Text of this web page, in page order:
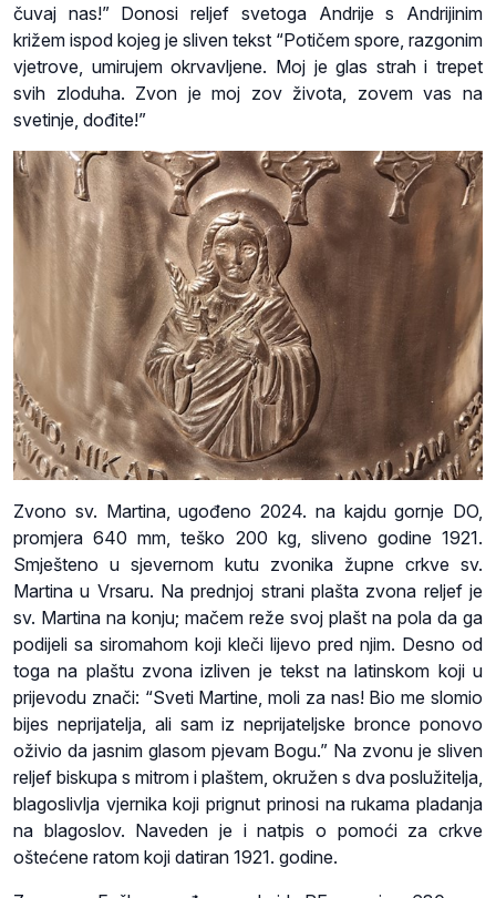
čuvaj nas!” Donosi reljef svetoga Andrije s Andrijinim
križem ispod kojeg je sliven tekst “Potičem spore, razgonim
vjetrove, umirujem okrvavljene. Moj je glas strah i trepet
svih zloduha. Zvon je moj zov života, zovem vas na
svetinje, dođite!”
Zvono sv. Martina, ugođeno 2024. na kajdu gornje DO,
promjera 640 mm, teško 200 kg, sliveno godine 1921.
Smješteno u sjevernom kutu zvonika župne crkve sv.
Martina u Vrsaru. Na prednjoj strani plašta zvona reljef je
sv. Martina na konju; mačem reže svoj plašt na pola da ga
podijeli sa siromahom koji kleči lijevo pred njim. Desno od
toga na plaštu zvona izliven je tekst na latinskom koji u
prijevodu znači: “Sveti Martine, moli za nas! Bio me slomio
bijes neprijatelja, ali sam iz neprijateljske bronce ponovo
oživio da jasnim glasom pjevam Bogu.” Na zvonu je sliven
reljef biskupa s mitrom i plaštem, okružen s dva poslužitelja,
blagoslivlja vjernika koji prignut prinosi na rukama pladanja
na blagoslov. Naveden je i natpis o pomoći za crkve
oštećene ratom koji datiran 1921. godine.